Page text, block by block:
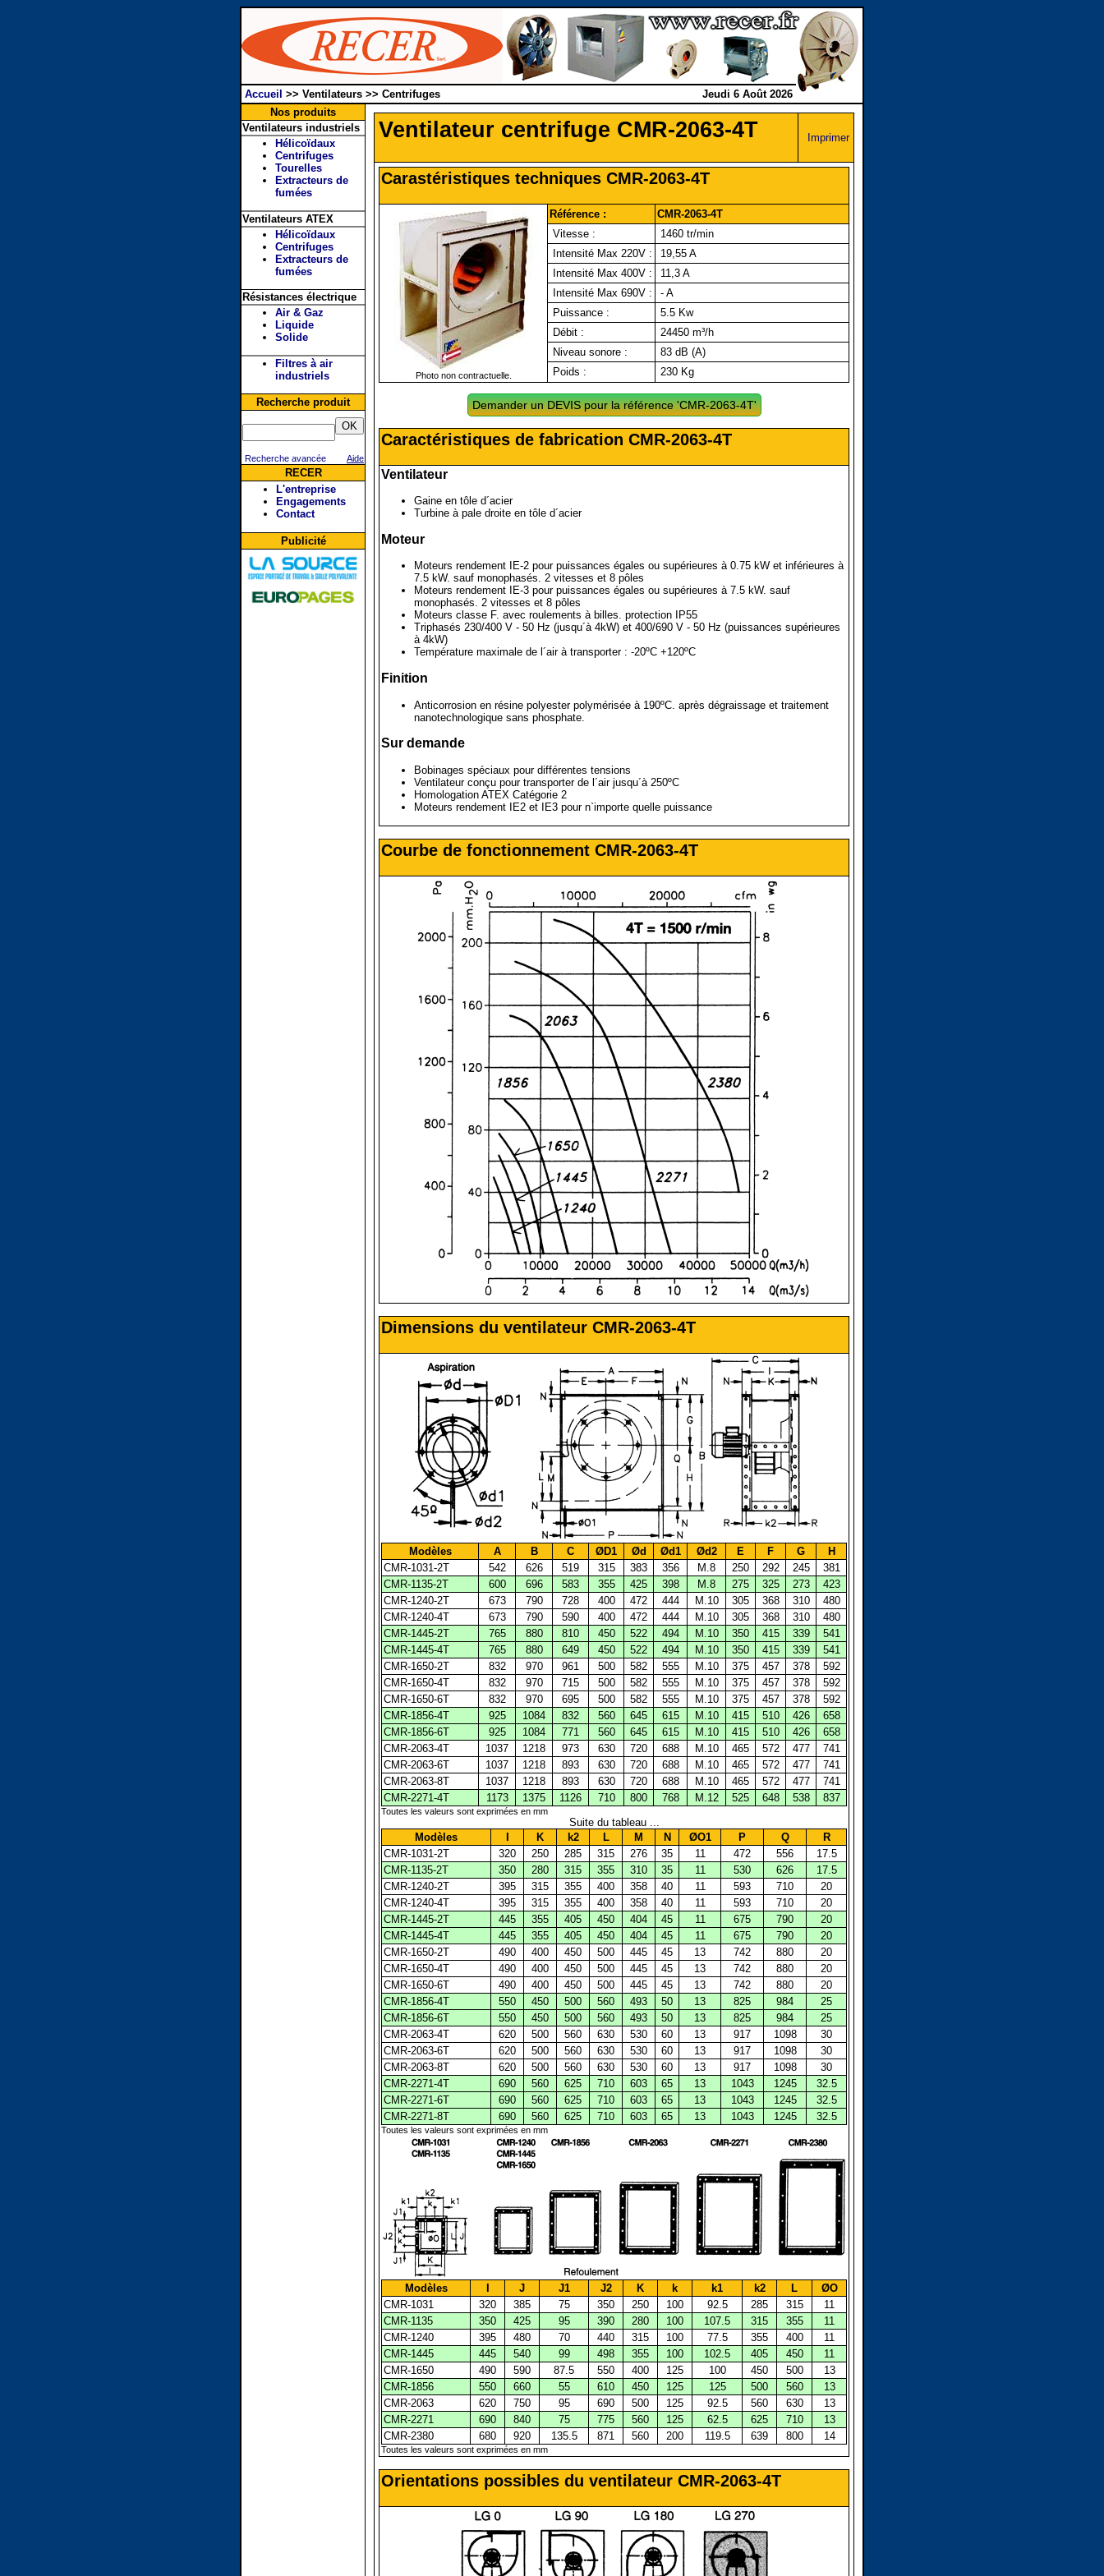
Accueil >> Ventilateurs >> Centrifuges
Jeudi 6 Août 2026
Nos produits
Ventilateurs industriels
Hélicoïdaux
Centrifuges
Tourelles
Extracteurs de
fumées
Ventilateurs ATEX
Hélicoïdaux
Centrifuges
Extracteurs de
fumées
Résistances électrique
Air & Gaz
Liquide
Solide
Filtres à air
industriels
Recherche produit
Recherche avancée Aide
RECER
L'entreprise
Engagements
Contact
Publicité
Ventilateur centrifuge CMR-2063-4T Imprimer
Carastéristiques techniques CMR-2063-4T
Photo non contractuelle.
Référence :
CMR-2063-4T
Vitesse :
1460 tr/min
Intensité Max 220V :
19,55 A
Intensité Max 400V :
11,3 A
Intensité Max 690V :
- A
Puissance :
5.5 Kw
Débit :
24450 m³/h
Niveau sonore :
83 dB (A)
Poids :
230 Kg
Demander un DEVIS pour la référence 'CMR-2063-4T'
Caractéristiques de fabrication CMR-2063-4T
Ventilateur
Gaine en tôle d´acier
Turbine à pale droite en tôle d´acier
Moteur
Moteurs rendement IE-2 pour puissances égales ou supérieures à 0.75 kW et inférieures à
7.5 kW. sauf monophasés. 2 vitesses et 8 pôles
Moteurs rendement IE-3 pour puissances égales ou supérieures à 7.5 kW. sauf
monophasés. 2 vitesses et 8 pôles
Moteurs classe F. avec roulements à billes. protection IP55
Triphasés 230/400 V - 50 Hz (jusqu´à 4kW) et 400/690 V - 50 Hz (puissances supérieures
à 4kW)
Température maximale de l´air à transporter : -20ºC +120ºC
Finition
Anticorrosion en résine polyester polymérisée à 190ºC. après dégraissage et traitement
nanotechnologique sans phosphate.
Sur demande
Bobinages spéciaux pour différentes tensions
Ventilateur conçu pour transporter de l´air jusqu´à 250ºC
Homologation ATEX Catégorie 2
Moteurs rendement IE2 et IE3 pour n`importe quelle puissance
Courbe de fonctionnement CMR-2063-4T
Dimensions du ventilateur CMR-2063-4T
Modèles A B C ØD1 Ød Ød1 Ød2 E F G
H
CMR-1031-2T
542 626 519 315 383 356 M.8 250 292 245
381
CMR-1135-2T
600 696 583 355 425 398 M.8 275 325 273
423
CMR-1240-2T
673 790 728 400 472 444 M.10 305 368 310
480
CMR-1240-4T
673 790 590 400 472 444 M.10 305 368 310
480
CMR-1445-2T
765 880 810 450 522 494 M.10 350 415 339
541
CMR-1445-4T
765 880 649 450 522 494 M.10 350 415 339
541
CMR-1650-2T
832 970 961 500 582 555 M.10 375 457 378
592
CMR-1650-4T
832 970 715 500 582 555 M.10 375 457 378
592
CMR-1650-6T
832 970 695 500 582 555 M.10 375 457 378
592
CMR-1856-4T
925 1084 832 560 645 615 M.10 415 510 426
658
CMR-1856-6T
925 1084 771 560 645 615 M.10 415 510 426
658
CMR-2063-4T
1037 1218 973 630 720 688 M.10 465 572 477
741
CMR-2063-6T
1037 1218 893 630 720 688 M.10 465 572 477
741
CMR-2063-8T
1037 1218 893 630 720 688 M.10 465 572 477
741
CMR-2271-4T
1173 1375 1126 710 800 768 M.12 525 648 538 837
Toutes les valeurs sont exprimées en mm
Suite du tableau ...
Modèles
I K k2 L M N ØO1 P Q
R
CMR-1031-2T
320 250 285 315 276 35 11 472 556
17.5
CMR-1135-2T
350 280 315 355 310 35 11 530 626
17.5
CMR-1240-2T
395 315 355 400 358 40 11 593 710
20
CMR-1240-4T
395 315 355 400 358 40 11 593 710
20
CMR-1445-2T
445 355 405 450 404 45 11 675 790
20
CMR-1445-4T
445 355 405 450 404 45 11 675 790
20
CMR-1650-2T
490 400 450 500 445 45 13 742 880
20
CMR-1650-4T
490 400 450 500 445 45 13 742 880
20
CMR-1650-6T
490 400 450 500 445 45 13 742 880
20
CMR-1856-4T
550 450 500 560 493 50 13 825 984
25
CMR-1856-6T
550 450 500 560 493 50 13 825 984
25
CMR-2063-4T
620 500 560 630 530 60 13 917 1098
30
CMR-2063-6T
620 500 560 630 530 60 13 917 1098
30
CMR-2063-8T
620 500 560 630 530 60 13 917 1098
30
CMR-2271-4T
690 560 625 710 603 65 13 1043 1245
32.5
CMR-2271-6T
690 560 625 710 603 65 13 1043 1245
32.5
CMR-2271-8T
690 560 625 710 603 65 13 1043 1245 32.5
Toutes les valeurs sont exprimées en mm
Modèles I J J1 J2 K k k1 k2 L
ØO
CMR-1031
320 385 75 350 250 100 92.5 285 315
11
CMR-1135
350 425 95 390 280 100 107.5 315 355
11
CMR-1240
395 480 70 440 315 100 77.5 355 400
11
CMR-1445
445 540 99 498 355 100 102.5 405 450
11
CMR-1650
490 590 87.5 550 400 125 100 450 500
13
CMR-1856
550 660 55 610 450 125 125 500 560
13
CMR-2063
620 750 95 690 500 125 92.5 560 630
13
CMR-2271
690 840 75 775 560 125 62.5 625 710
13
CMR-2380
680 920 135.5 871 560 200 119.5 639 800 14
Toutes les valeurs sont exprimées en mm
Orientations possibles du ventilateur CMR-2063-4T